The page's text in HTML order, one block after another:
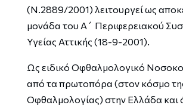
(Ν.2889/2001) λειτουργεί ως
μονάδα του Α΄ Περιφερειακού
Υγείας Αττικής (18-9-2001).
Ως ειδικό Οφθαλμολογικό
από τα πρωτοπόρα (στον κόσμο
Οφθαλμολογίας) στην Ελλάδα και